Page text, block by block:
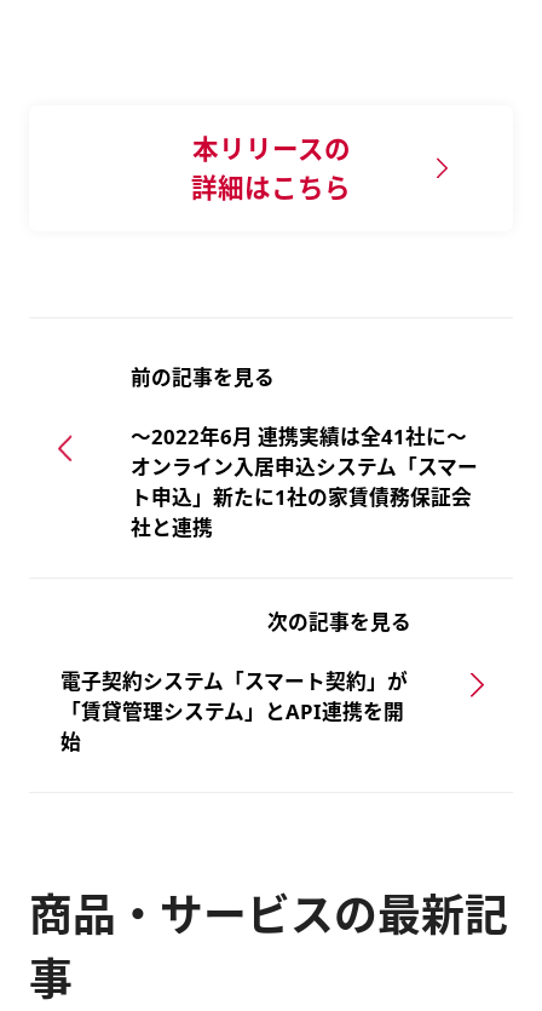
本リリースの
詳細はこちら
前の記事を見る
～2022年6月 連携実績は全41社に～
オンライン入居申込システム「スマー
ト申込」新たに1社の家賃債務保証会
社と連携
次の記事を見る
電子契約システム「スマート契約」が
「賃貸管理システム」とAPI連携を開
始
商品・サービスの最新記
事